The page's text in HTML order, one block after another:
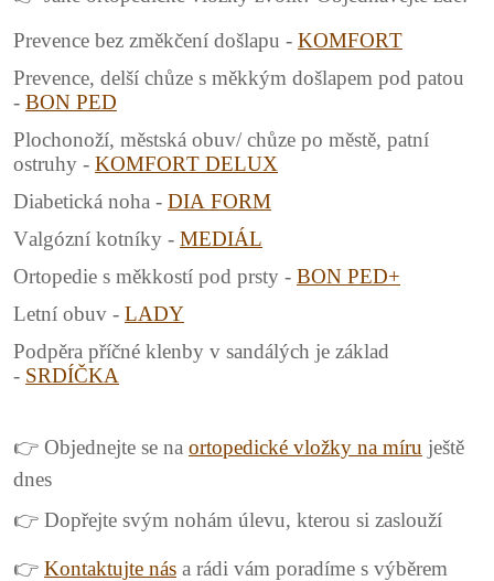
Prevence bez změkčení došlapu - KOMFORT
Prevence, delší chůze s měkkým došlapem pod patou
- BON PED
Plochonoží, městská obuv/ chůze po městě, patní
ostruhy - KOMFORT DELUX
Diabetická noha - DIA FORM
Valgózní kotníky - MEDIÁL
Ortopedie s měkkostí pod prsty - BON PED+
Letní obuv - LADY
Podpěra příčné klenby v sandálých je základ
- SRDÍČKA
👉 Objednejte se na ortopedické vložky na míru ještě
dnes
👉 Dopřejte svým nohám úlevu, kterou si zaslouží
👉 Kontaktujte nás a rádi vám poradíme s výběrem